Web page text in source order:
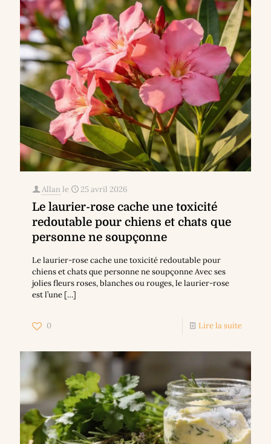
Allan le 25 avril 2026
Le laurier-rose cache une toxicité
redoutable pour chiens et chats que
personne ne soupçonne
Le laurier-rose cache une toxicité redoutable pour
chiens et chats que personne ne soupçonne Avec ses
jolies fleurs roses, blanches ou rouges, le laurier-rose
est l’une […]
0 Lire la suite